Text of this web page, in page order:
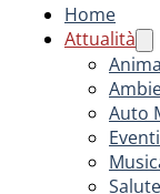
Home
Attualità
Auto
Eventi